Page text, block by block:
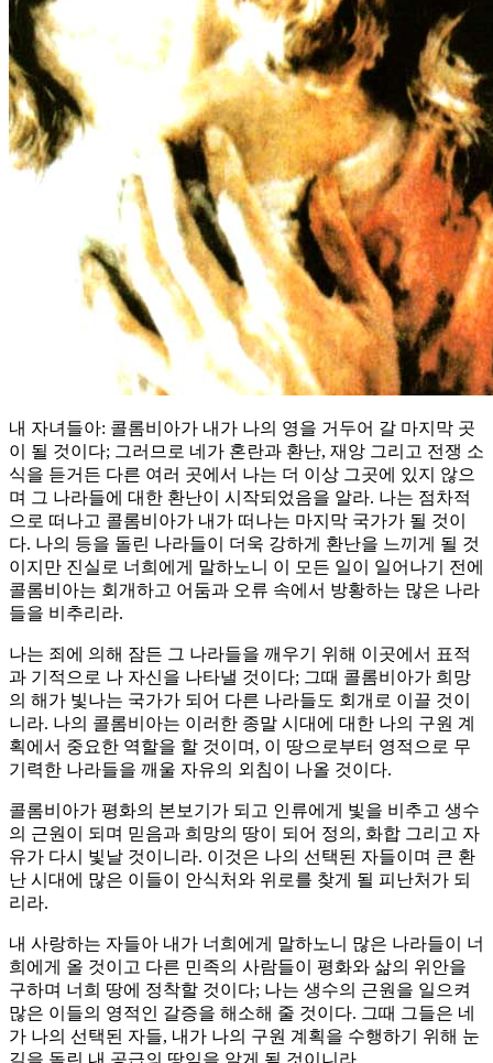
내 자녀들아: 콜롬비아가 내가 나의 영을 거두어 갈 마지막 곳
이 될 것이다; 그러므로 네가 혼란과 환난, 재앙 그리고 전쟁 소
식을 듣거든 다른 여러 곳에서 나는 더 이상 그곳에 있지 않으
며 그 나라들에 대한 환난이 시작되었음을 알라. 나는 점차적
으로 떠나고 콜롬비아가 내가 떠나는 마지막 국가가 될 것이
다. 나의 등을 돌린 나라들이 더욱 강하게 환난을 느끼게 될 것
이지만 진실로 너희에게 말하노니 이 모든 일이 일어나기 전에
콜롬비아는 회개하고 어둠과 오류 속에서 방황하는 많은 나라
들을 비추리라.
나는 죄에 의해 잠든 그 나라들을 깨우기 위해 이곳에서 표적
과 기적으로 나 자신을 나타낼 것이다; 그때 콜롬비아가 희망
의 해가 빛나는 국가가 되어 다른 나라들도 회개로 이끌 것이
니라. 나의 콜롬비아는 이러한 종말 시대에 대한 나의 구원 계
획에서 중요한 역할을 할 것이며, 이 땅으로부터 영적으로 무
기력한 나라들을 깨울 자유의 외침이 나올 것이다.
콜롬비아가 평화의 본보기가 되고 인류에게 빛을 비추고 생수
의 근원이 되며 믿음과 희망의 땅이 되어 정의, 화합 그리고 자
유가 다시 빛날 것이니라. 이것은 나의 선택된 자들이며 큰 환
난 시대에 많은 이들이 안식처와 위로를 찾게 될 피난처가 되
리라.
내 사랑하는 자들아 내가 너희에게 말하노니 많은 나라들이 너
희에게 올 것이고 다른 민족의 사람들이 평화와 삶의 위안을
구하며 너희 땅에 정착할 것이다; 나는 생수의 근원을 일으켜
많은 이들의 영적인 갈증을 해소해 줄 것이다. 그때 그들은 네
가 나의 선택된 자들, 내가 나의 구원 계획을 수행하기 위해 눈
길을 돌린 내 공급의 땅임을 알게 될 것이니라.